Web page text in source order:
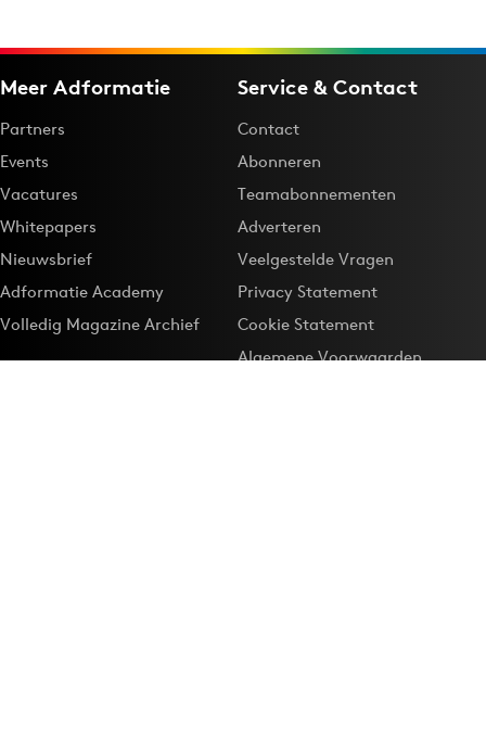
Meer Adformatie
Partners
Events
Vacatures
Whitepapers
Nieuwsbrief
Adformatie Academy
Volledig Magazine Archief
Service & Contact
Contact
Abonneren
Teamabonnementen
Adverteren
Veelgestelde Vragen
Privacy Statement
Cookie Statement
Algemene Voorwaarden